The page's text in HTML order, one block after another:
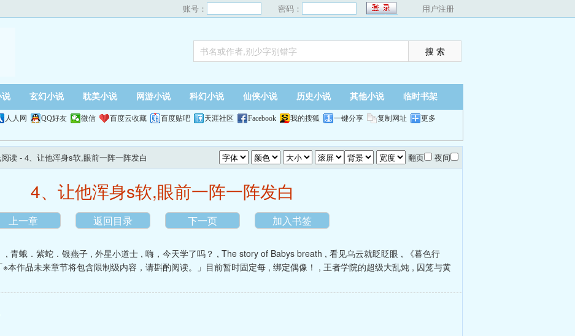
账号： 密码： 用户注册
说 玄幻小说 耽美小说 网游小说 科幻小说 仙侠小说 历史小说 其他小说 临时书架
人人网 QQ好友 微信 百度云收藏 百度贴吧 天涯社区 Facebook 我的搜狐 一键分享 复制网址 更多
读 - 4、让他浑身s软,眼前一阵一阵发白 翻页 夜间
4、让他浑身s软,眼前一阵一阵发白
上一章 返回目录 下一页 加入书签
, 青蛾．紫蛇．银燕子 , 外星小道士 , 嗨，今天学了吗？ , The story of Babys breath , 看见乌云就眨眨眼 ,
《暮色行
本作品未来章节将包含限制级内容，请斟酌阅读。」目前暂时固定每 , 绑定偶像！ , 王者学院的超级大乱炖 , 囚笼与黄